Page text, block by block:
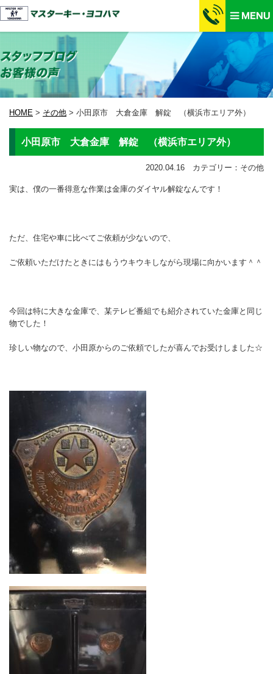
HOME > その他 > 小田原市 大倉金庫 解錠 （横浜市エリア外）
小田原市 大倉金庫 解錠 （横浜市エリア外）
2020.04.16 カテゴリー：その他
実は、僕の一番得意な作業は金庫のダイヤル解錠なんです！
ただ、住宅や車に比べてご依頼が少ないので、
ご依頼いただけたときにはもうウキウキしながら現場に向かいます＾＾
今回は特に大きな金庫で、某テレビ番組でも紹介されていた金庫と同じ
物でした！
珍しい物なので、小田原からのご依頼でしたが喜んでお受けしました☆